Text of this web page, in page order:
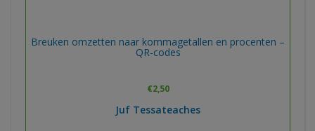
Breuken omzetten naar kommagetallen en procenten –
QR-codes
€2,50
Juf Tessateaches